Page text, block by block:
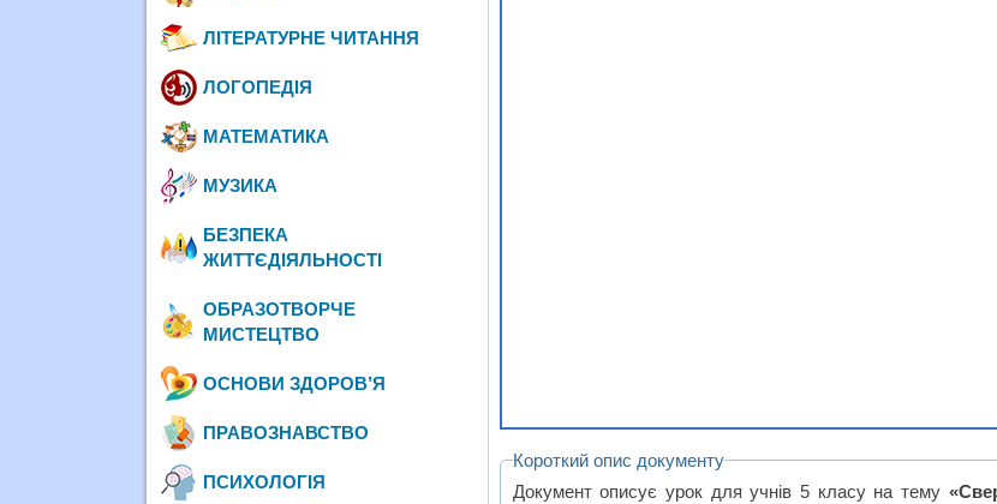
Короткий опис документу
Документ описує урок для учнів 5 класу на тему
ЛІТЕРАТУРНЕ ЧИТАННЯ
ЛОГОПЕДІЯ
МАТЕМАТИКА
МУЗИКА
БЕЗПЕКА
ЖИТТЄДІЯЛЬНОСТІ
ОБРАЗОТВОРЧЕ
МИСТЕЦТВО
ОСНОВИ ЗДОРОВ’Я
ПРАВОЗНАВСТВО
ПСИХОЛОГІЯ